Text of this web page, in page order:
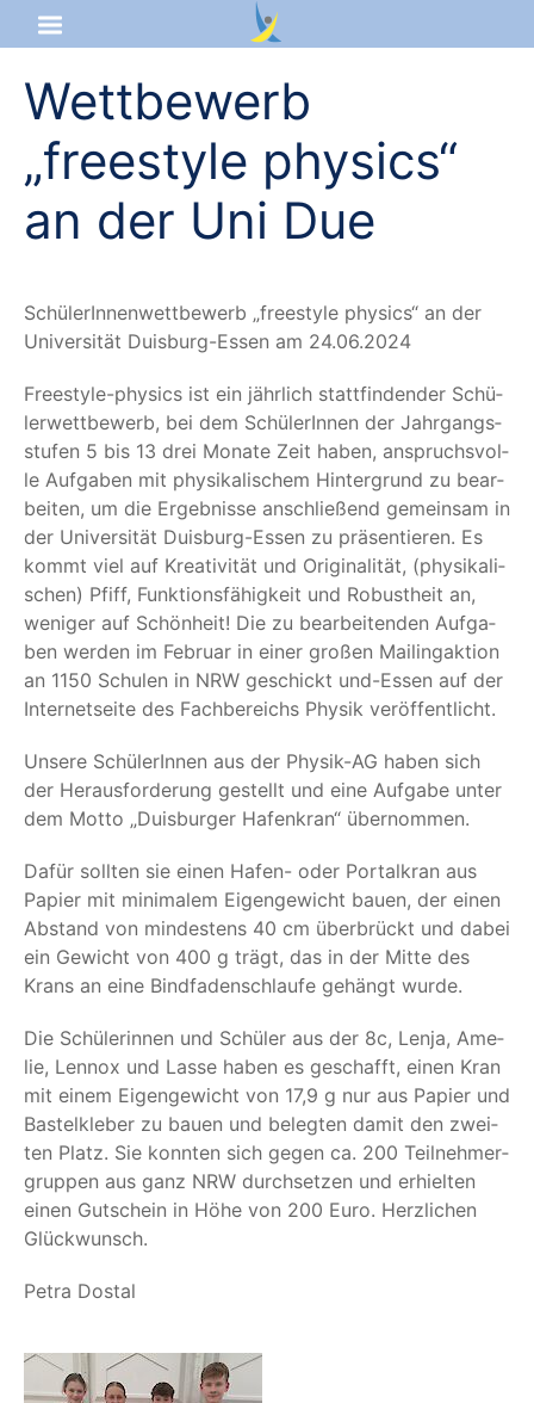
Startseite
Aktuelles
Das sind wir
Service & Infos
Wettbewerb
„freestyle physics“
an der Uni Due
Schü­le­rIn­nen­wett­be­werb „free­style phy­sics“ an der
Uni­ver­si­tät Duis­burg-Essen am 24.06.2024
Free­style-phy­sics ist ein jähr­lich statt­fin­den­der Schü­
ler­wett­be­werb, bei dem Schü­le­rIn­nen der Jahr­gangs­
stu­fen 5 bis 13 drei Mona­te Zeit haben, anspruchs­vol­
le Auf­ga­ben mit phy­si­ka­li­schem Hin­ter­grund zu bear­
bei­ten, um die Ergeb­nis­se anschlie­ßend gemein­sam in
der Uni­ver­si­tät Duis­burg-Essen zu prä­sen­tie­ren. Es
kommt viel auf Krea­ti­vi­tät und Ori­gi­na­li­tät, (phy­si­ka­li­
schen) Pfiff, Funk­ti­ons­fä­hig­keit und Robust­heit an,
weni­ger auf Schön­heit! Die zu bear­bei­ten­den Auf­ga­
ben wer­den im Febru­ar in einer gro­ßen Mai­ling­ak­ti­on
an 1150 Schu­len in NRW geschickt und-Essen auf der
Inter­net­sei­te des Fach­be­reichs Phy­sik veröffentlicht.
Unse­re Schü­le­rIn­nen aus der Phy­sik-AG haben sich
der Her­aus­for­de­rung gestellt und eine Auf­ga­be unter
dem Mot­to „Duis­bur­ger Hafen­kran“ übernommen.
Dafür soll­ten sie einen Hafen- oder Por­tal­kran aus
Papier mit mini­ma­lem Eigen­ge­wicht bau­en, der einen
Abstand von min­des­tens 40 cm über­brückt und dabei
ein Gewicht von 400 g trägt, das in der Mit­te des
Krans an eine Bind­fa­den­schlau­fe gehängt wurde.
Die Schü­le­rin­nen und Schü­ler aus der 8c, Len­ja, Ame­
lie, Lenn­ox und Las­se haben es geschafft, einen Kran
mit einem Eigen­ge­wicht von 17,9 g nur aus Papier und
Bas­tel­kle­ber zu bau­en und beleg­ten damit den zwei­
ten Platz. Sie konn­ten sich gegen ca. 200 Teil­neh­mer­
grup­pen aus ganz NRW durch­set­zen und erhiel­ten
einen Gut­schein in Höhe von 200 Euro. Herz­li­chen
Glückwunsch.
Petra Dos­tal